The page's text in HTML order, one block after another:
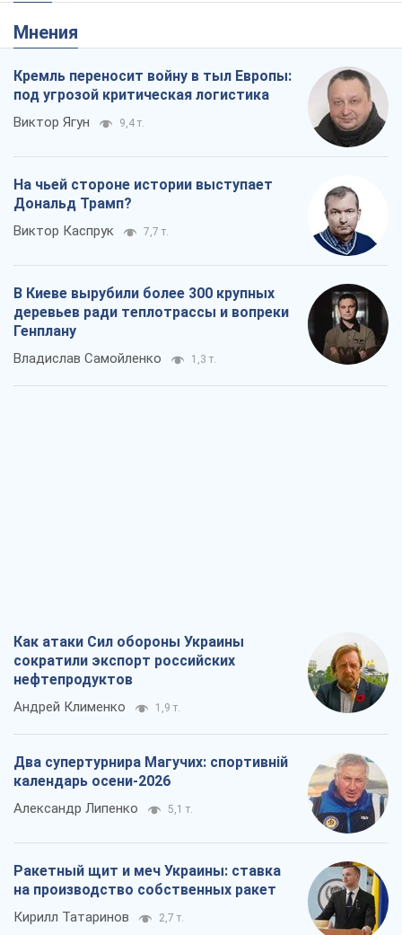
Мнения
Кремль переносит войну в тыл Европы:
под угрозой критическая логистика
Виктор Ягун 9,4 т.
На чьей стороне истории выступает
Дональд Трамп?
Виктор Каспрук 7,7 т.
В Киеве вырубили более 300 крупных
деревьев ради теплотрассы и вопреки
Генплану
Владислав Самойленко 1,3 т.
Как атаки Сил обороны Украины
сократили экспорт российских
нефтепродуктов
Андрей Клименко 1,9 т.
Два супертурнира Магучих: спортивній
календарь осени-2026
Александр Липенко 5,1 т.
Ракетный щит и меч Украины: ставка
на производство собственных ракет
Кирилл Татаринов 2,7 т.